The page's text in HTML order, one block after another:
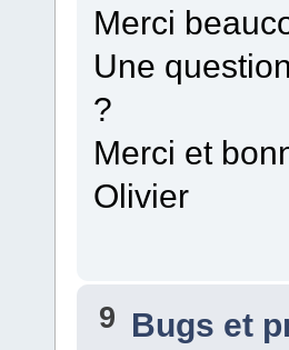
Merci
Une
?
Merci et
Olivier
9 Bugs et